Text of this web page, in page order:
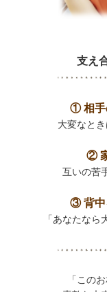
支え
① 相手
大変なと
②
互いの苦
③ 背中
「あなたなら
「この